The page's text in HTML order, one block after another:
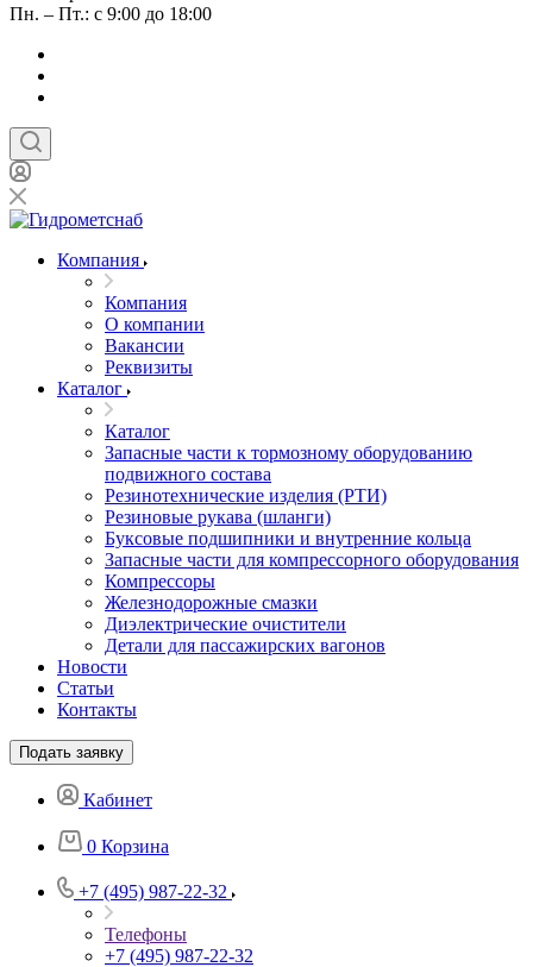
Пн. – Пт.: с 9:00 до 18:00
Компания
Компания
О компании
Вакансии
Реквизиты
Каталог
Каталог
Запасные части к тормозному оборудованию
подвижного состава
Резинотехнические изделия (РТИ)
Резиновые рукава (шланги)
Буксовые подшипники и внутренние кольца
Запасные части для компрессорного оборудования
Компрессоры
Железнодорожные смазки
Диэлектрические очистители
Детали для пассажирских вагонов
Новости
Статьи
Контакты
Подать заявку
Кабинет
0 Корзина
+7 (495) 987-22-32
Телефоны
+7 (495) 987-22-32